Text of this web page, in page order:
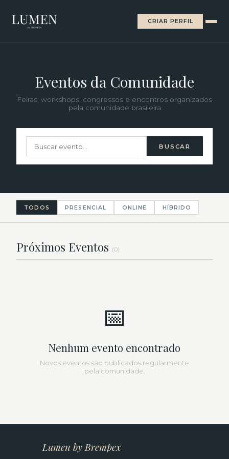
CRIAR PERFIL
Eventos da Comunidade
Feiras, workshops, congressos e encontros organizados
pela comunidade brasileira
BUSCAR
TODOS PRESENCIAL ONLINE HÍBRIDO
Próximos Eventos (0)
📅
Nenhum evento encontrado
Novos eventos são publicados regularmente
pela comunidade.
Lumen by Brempex